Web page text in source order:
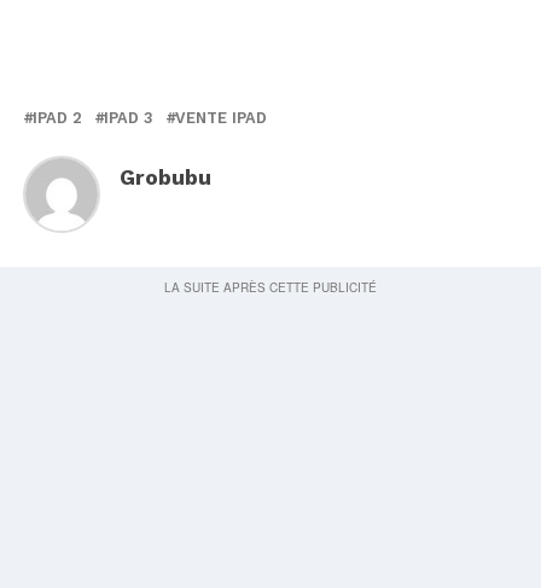
IPAD 2 IPAD 3 VENTE IPAD
Grobubu